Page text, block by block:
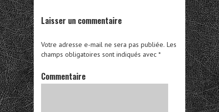
Laisser un commentaire
Votre adresse e-mail ne sera pas publiée. Les
champs obligatoires sont indiqués avec *
Commentaire